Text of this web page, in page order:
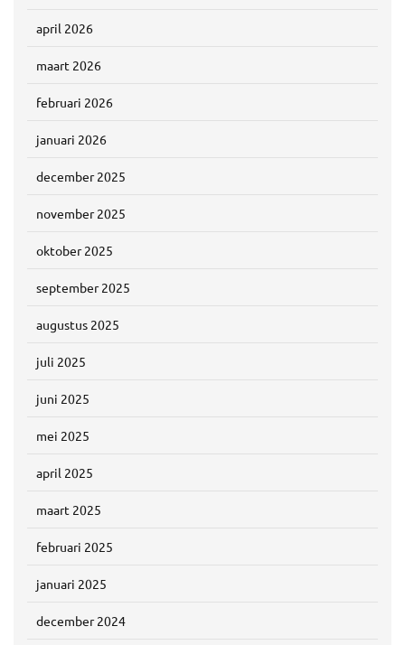
april 2026
maart 2026
februari 2026
januari 2026
december 2025
november 2025
oktober 2025
september 2025
augustus 2025
juli 2025
juni 2025
mei 2025
april 2025
maart 2025
februari 2025
januari 2025
december 2024